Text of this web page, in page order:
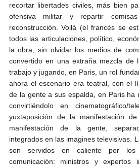
recortar libertades civiles, más bien
ofensiva militar y repartir
reconstrucción. Voilà (el francés se
todos las articulaciones, político,
la obra, sin olvidar los medios de
convertido en una extraña mezcla de
trabajo y jugando, en Paris, un rol
ahora el escenario era teatral, con el
de la gente a sus espalda, en Paris ha
convirtiéndolo en cinematográfico/
yuxtaposición de la manifestación
manifestación de la gente,
integrados en las imagines televisivas.
son servidos en caliente por los
comunicación: ministros y expertos